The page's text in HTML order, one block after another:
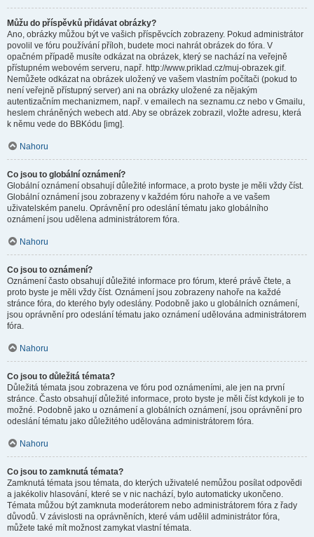
Můžu do příspěvků přidávat obrázky?
Ano, obrázky můžou být ve vašich příspěvcích zobrazeny. Pokud administrátor
povolil ve fóru používání příloh, budete moci nahrát obrázek do fóra. V
opačném případě musíte odkázat na obrázek, který se nachází na veřejně
přístupném webovém serveru, např. http://www.priklad.cz/muj-obrazek.gif.
Nemůžete odkázat na obrázek uložený ve vašem vlastním počítači (pokud to
není veřejně přístupný server) ani na obrázky uložené za nějakým
autentizačním mechanizmem, např. v emailech na seznamu.cz nebo v Gmailu,
heslem chráněných webech atd. Aby se obrázek zobrazil, vložte adresu, která
k němu vede do BBKódu [img].
Nahoru
Co jsou to globální oznámení?
Globální oznámení obsahují důležité informace, a proto byste je měli vždy číst.
Globální oznámení jsou zobrazeny v každém fóru nahoře a ve vašem
uživatelském panelu. Oprávnění pro odeslání tématu jako globálního
oznámení jsou udělena administrátorem fóra.
Nahoru
Co jsou to oznámení?
Oznámení často obsahují důležité informace pro fórum, které právě čtete, a
proto byste je měli vždy číst. Oznámení jsou zobrazeny nahoře na každé
stránce fóra, do kterého byly odeslány. Podobně jako u globálních oznámení,
jsou oprávnění pro odeslání tématu jako oznámení udělována administrátorem
fóra.
Nahoru
Co jsou to důležitá témata?
Důležitá témata jsou zobrazena ve fóru pod oznámeními, ale jen na první
stránce. Často obsahují důležité informace, proto byste je měli číst kdykoli je to
možné. Podobně jako u oznámení a globálních oznámení, jsou oprávnění pro
odeslání tématu jako důležitého udělována administrátorem fóra.
Nahoru
Co jsou to zamknutá témata?
Zamknutá témata jsou témata, do kterých uživatelé nemůžou posílat odpovědi
a jakékoliv hlasování, které se v nic nachází, bylo automaticky ukončeno.
Témata můžou být zamknuta moderátorem nebo administrátorem fóra z řady
důvodů. V závislosti na oprávněních, které vám udělil administrátor fóra,
můžete také mít možnost zamykat vlastní témata.